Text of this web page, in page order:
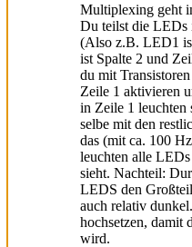
Multiplexing geht
Du teilst die LEDs
(Also z.B. LED1
ist Spalte 2 und
du mit
Zeile 1 aktivieren
in Zeile 1 leuchten
selbe mit den
das (mit ca. 100
leuchten alle LEDs
sieht. Nachteil:
LEDS den
auch relativ
hochsetzen, damit
wird.